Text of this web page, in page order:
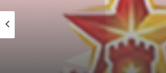
محاولات هروب لجنة الإستئنافات